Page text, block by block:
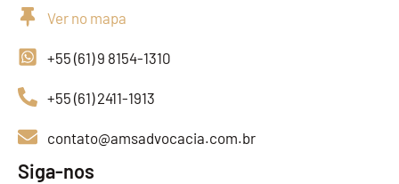
Ver no mapa
+55 (61) 9 8154-1310
+55 (61) 2411-1913
contato@amsadvocacia.com.br
Siga-nos